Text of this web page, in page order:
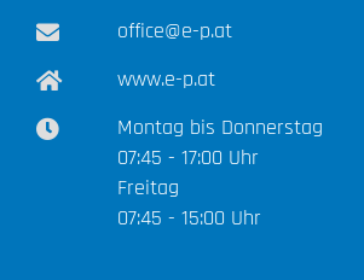
office@e-p.at
www.e-p.at
Montag bis Donnerstag
07:45 - 17:00 Uhr
Freitag
07:45 - 15:00 Uhr